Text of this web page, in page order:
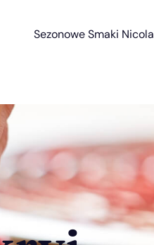
Sezonowe Smaki Nicola